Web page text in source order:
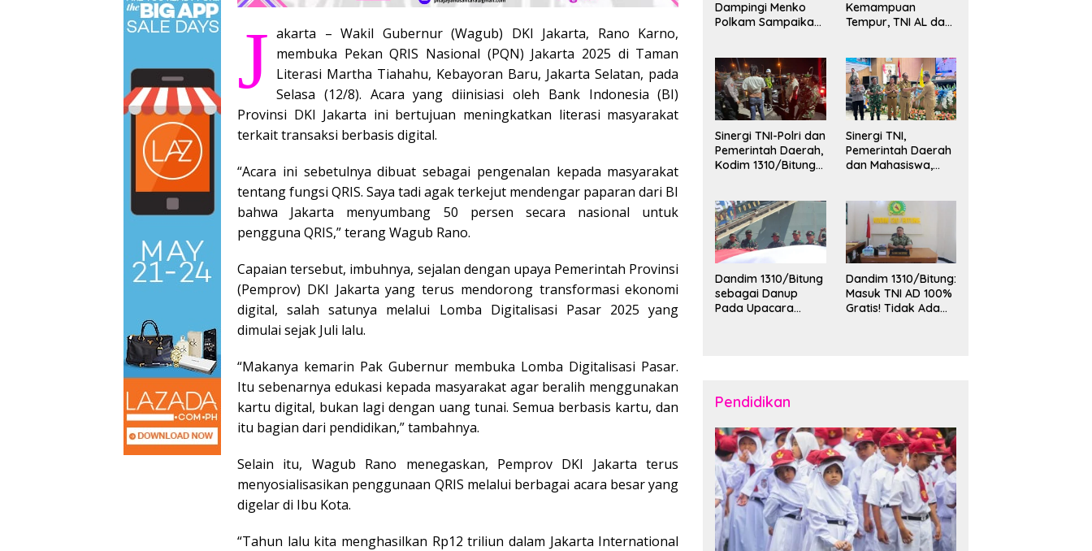
J akarta – Wakil Gubernur (Wagub) DKI Jakarta, Rano Karno,
membuka Pekan QRIS Nasional (PQN) Jakarta 2025 di Taman
Literasi Martha Tiahahu, Kebayoran Baru, Jakarta Selatan, pada
Selasa (12/8). Acara yang diinisiasi oleh Bank Indonesia (BI)
Provinsi DKI Jakarta ini bertujuan meningkatkan literasi masyarakat
terkait transaksi berbasis digital.
“Acara ini sebetulnya dibuat sebagai pengenalan kepada masyarakat
tentang fungsi QRIS. Saya tadi agak terkejut mendengar paparan dari BI
bahwa Jakarta menyumbang 50 persen secara nasional untuk
pengguna QRIS,” terang Wagub Rano.
Capaian tersebut, imbuhnya, sejalan dengan upaya Pemerintah Provinsi
(Pemprov) DKI Jakarta yang terus mendorong transformasi ekonomi
digital, salah satunya melalui Lomba Digitalisasi Pasar 2025 yang
dimulai sejak Juli lalu.
“Makanya kemarin Pak Gubernur membuka Lomba Digitalisasi Pasar.
Itu sebenarnya edukasi kepada masyarakat agar beralih menggunakan
kartu digital, bukan lagi dengan uang tunai. Semua berbasis kartu, dan
itu bagian dari pendidikan,” tambahnya.
Selain itu, Wagub Rano menegaskan, Pemprov DKI Jakarta terus
menyosialisasikan penggunaan QRIS melalui berbagai acara besar yang
digelar di Ibu Kota.
“Tahun lalu kita menghasilkan Rp12 triliun dalam Jakarta International
Dampingi Menko
Polkam Sampaikan
Bangsa
Kemampuan
Tempur, TNI AL dan
Latihan ORRUDA
2026
Sinergi TNI-Polri dan
Pemerintah Daerah,
Kodim 1310/Bitung
Wilayah Kota Bitung
Sinergi TNI,
Pemerintah Daerah
dan Mahasiswa,
Mahasiswa KKT
Unsrat Manado di
Kota Bitung
Dandim 1310/Bitung
sebagai Danup
Pada Upacara
Talaud dan Sangihe
Dandim 1310/Bitung:
Masuk TNI AD 100%
Gratis! Tidak Ada
Pendidikan